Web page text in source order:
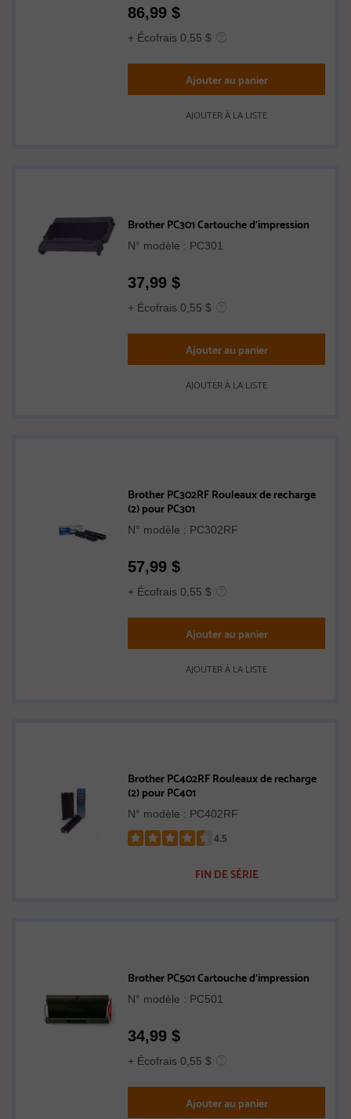
86,99 $
+ Écofrais 0,55 $
Ajouter au panier
AJOUTER À LA LISTE
Brother PC301 Cartouche d'impression
N° modèle : PC301
37,99 $
+ Écofrais 0,55 $
Ajouter au panier
AJOUTER À LA LISTE
Brother PC302RF Rouleaux de recharge
(2) pour PC301
N° modèle : PC302RF
57,99 $
+ Écofrais 0,55 $
Ajouter au panier
AJOUTER À LA LISTE
Brother PC402RF Rouleaux de recharge
(2) pour PC401
N° modèle : PC402RF
4.5
FIN DE SÉRIE
Brother PC501 Cartouche d'impression
N° modèle : PC501
34,99 $
+ Écofrais 0,55 $
Ajouter au panier